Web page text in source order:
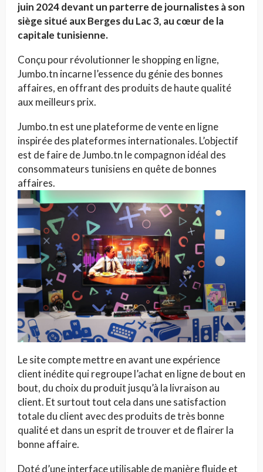
juin 2024 devant un parterre de journalistes à son
siège situé aux Berges du Lac 3, au cœur de la
capitale tunisienne.
Conçu pour révolutionner le shopping en ligne,
Jumbo.tn incarne l’essence du génie des bonnes
affaires, en offrant des produits de haute qualité
aux meilleurs prix.
Jumbo.tn est une plateforme de vente en ligne
inspirée des plateformes internationales. L’objectif
est de faire de Jumbo.tn le compagnon idéal des
consommateurs tunisiens en quête de bonnes
affaires.
Le site compte mettre en avant une expérience
client inédite qui regroupe l’achat en ligne de bout en
bout, du choix du produit jusqu’à la livraison au
client. Et surtout tout cela dans une satisfaction
totale du client avec des produits de très bonne
qualité et dans un esprit de trouver et de flairer la
bonne affaire.
Doté d’une interface utilisable de manière fluide et